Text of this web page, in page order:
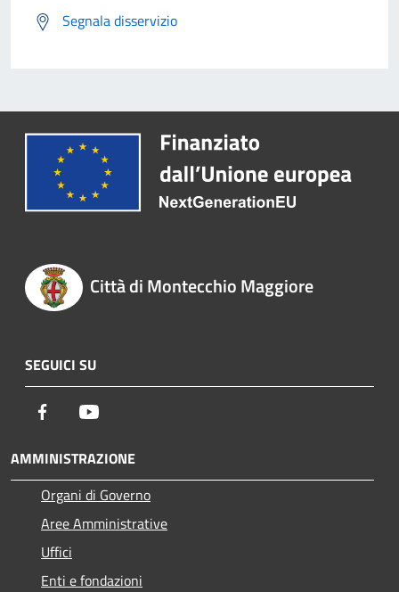
Segnala disservizio
Città di Montecchio Maggiore
SEGUICI SU
Facebook
AMMINISTRAZIONE
Organi di Governo
Aree Amministrative
Uffici
Enti e fondazioni